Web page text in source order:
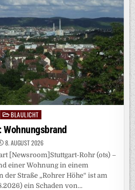
Posted
in
BLAULICHT
Wohnungsbrand
8. AUGUST 2026
[Newsroom]Stuttgart-Rohr (ots) –
einer Wohnung in einem
Straße „Rohrer Höhe“ ist am
ein Schaden von…